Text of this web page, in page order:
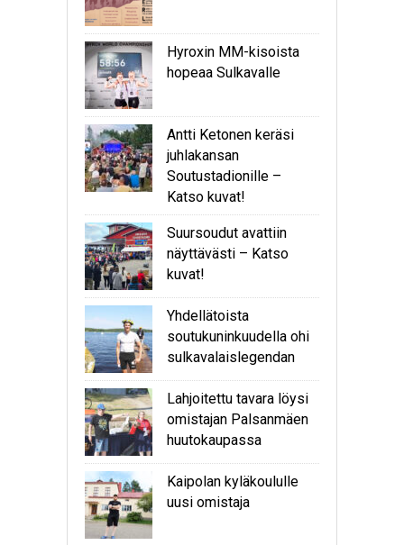
Hyroxin MM-kisoista
hopeaa Sulkavalle
Antti Ketonen keräsi
juhlakansan
Soutustadionille –
Katso kuvat!
Suursoudut avattiin
näyttävästi – Katso
kuvat!
Yhdellätoista
soutukuninkuudella ohi
sulkavalaislegendan
Lahjoitettu tavara löysi
omistajan Palsanmäen
huutokaupassa
Kaipolan kyläkoululle
uusi omistaja